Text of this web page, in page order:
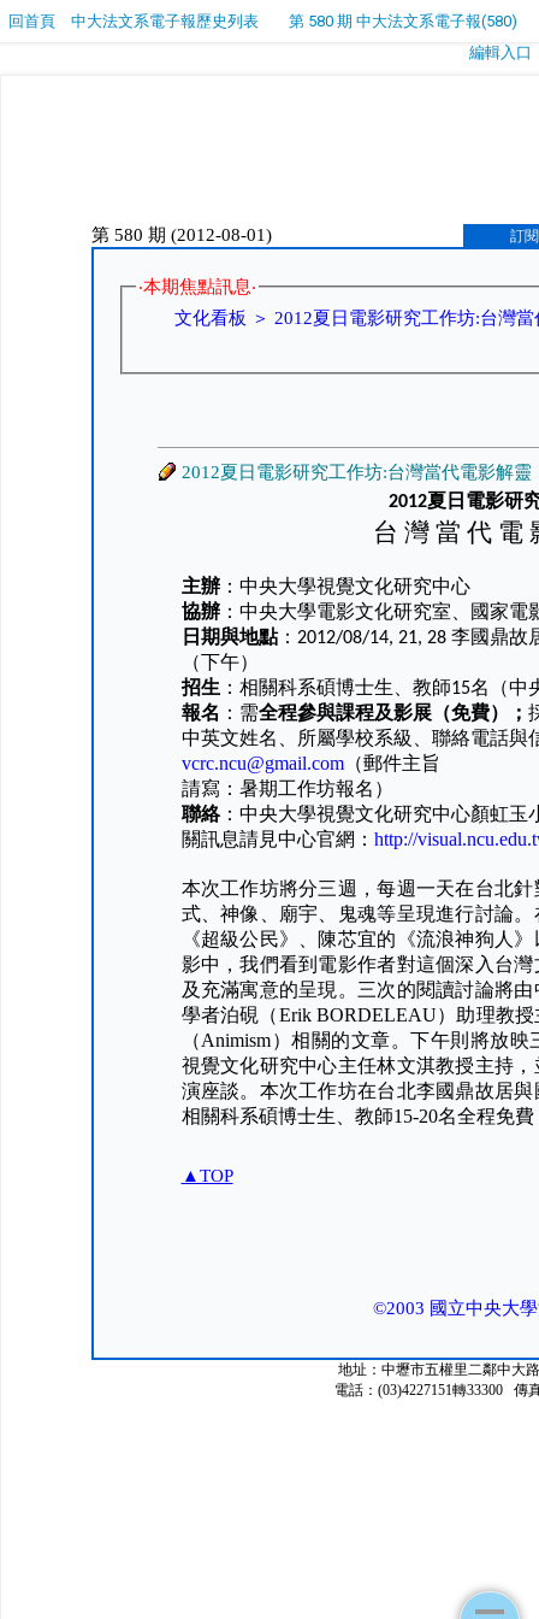
回首頁 中大法文系電子報歷史列表
第 580 期 中大法文系電子報(580)
編輯入口